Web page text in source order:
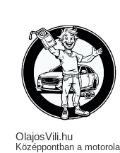
OlajosVili.hu
Középpontban a